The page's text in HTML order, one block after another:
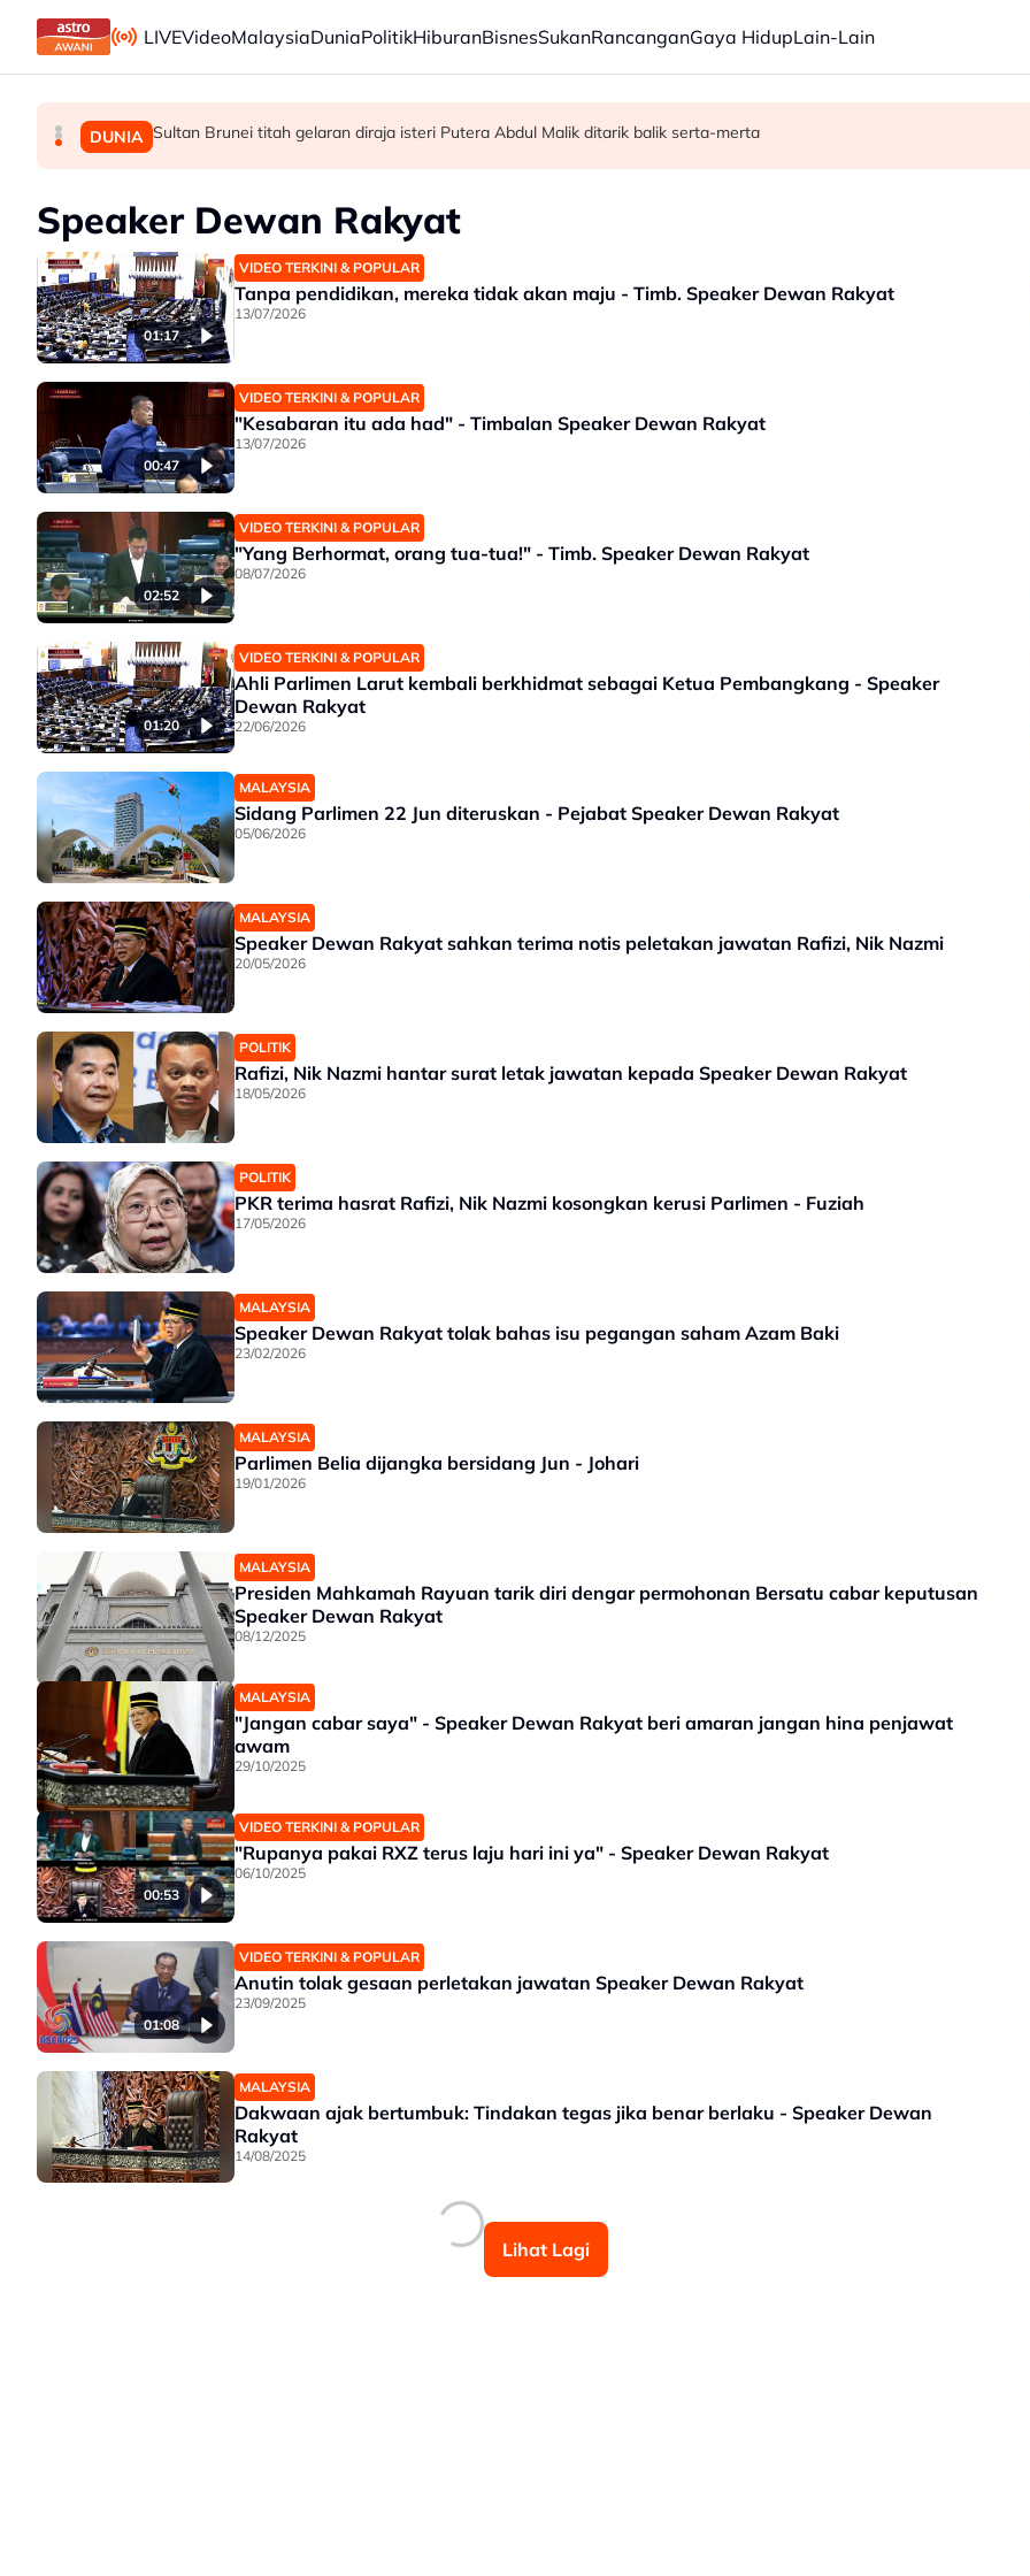
Skip to main content
LIVEVideoMalaysiaDuniaPolitikHiburanBisnesSukanRancanganGaya HidupLain-Lain
MALAYSIA GALERI PETRONAS berpindah ke Ombak KLCC, dibuka sepenuhnya menjelang penghujung 2027
HIBURAN M. Nasir pilih Aliff Aziz, Melinda Dadew hidupkan kisah Mansur & Liu
DUNIA Sultan Brunei titah gelaran diraja isteri Putera Abdul Malik ditarik balik serta-merta
Speaker Dewan Rakyat
01:17
VIDEO TERKINI & POPULAR
Tanpa pendidikan, mereka tidak akan maju - Timb. Speaker Dewan Rakyat
13/07/2026
00:47
VIDEO TERKINI & POPULAR
"Kesabaran itu ada had" - Timbalan Speaker Dewan Rakyat
13/07/2026
02:52
VIDEO TERKINI & POPULAR
"Yang Berhormat, orang tua-tua!" - Timb. Speaker Dewan Rakyat
08/07/2026
01:20
VIDEO TERKINI & POPULAR
Ahli Parlimen Larut kembali berkhidmat sebagai Ketua Pembangkang - Speaker
Dewan Rakyat
22/06/2026
MALAYSIA
Sidang Parlimen 22 Jun diteruskan - Pejabat Speaker Dewan Rakyat
05/06/2026
MALAYSIA
Speaker Dewan Rakyat sahkan terima notis peletakan jawatan Rafizi, Nik Nazmi
20/05/2026
POLITIK
Rafizi, Nik Nazmi hantar surat letak jawatan kepada Speaker Dewan Rakyat
18/05/2026
POLITIK
PKR terima hasrat Rafizi, Nik Nazmi kosongkan kerusi Parlimen - Fuziah
17/05/2026
MALAYSIA
Speaker Dewan Rakyat tolak bahas isu pegangan saham Azam Baki
23/02/2026
MALAYSIA
Parlimen Belia dijangka bersidang Jun - Johari
19/01/2026
MALAYSIA
Presiden Mahkamah Rayuan tarik diri dengar permohonan Bersatu cabar keputusan
Speaker Dewan Rakyat
08/12/2025
MALAYSIA
"Jangan cabar saya" - Speaker Dewan Rakyat beri amaran jangan hina penjawat
awam
29/10/2025
00:53
VIDEO TERKINI & POPULAR
"Rupanya pakai RXZ terus laju hari ini ya" - Speaker Dewan Rakyat
06/10/2025
01:08
VIDEO TERKINI & POPULAR
Anutin tolak gesaan perletakan jawatan Speaker Dewan Rakyat
23/09/2025
MALAYSIA
Dakwaan ajak bertumbuk: Tindakan tegas jika benar berlaku - Speaker Dewan
Rakyat
14/08/2025
Lihat Lagi